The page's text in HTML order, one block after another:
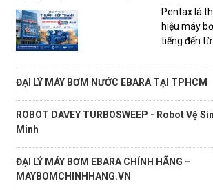
Pentax là
hiệu máy
tiếng đến từ
ĐẠI LÝ MÁY BƠM NƯỚC EBARA TẠI TPHCM
ROBOT DAVEY TURBOSWEEP - Robot Vệ
Minh
ĐẠI LÝ MÁY BƠM EBARA CHÍNH HÃNG –
MAYBOMCHINHHANG.VN